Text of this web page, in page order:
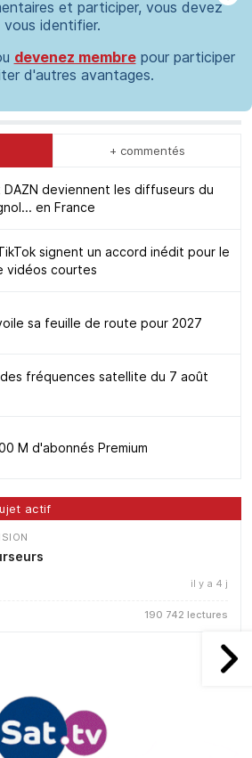
et participer, vous devez
vous identifier.
devenez membrepour participer
d'autres avantages.
+ commentés
DAZN deviennent les diffuseurs du
en France
signent un accord inédit pour le
vidéos courtes
sa feuille de route pour 2027
fréquences satellite du 7 août
M d'abonnés Premium
actif
il y a 4 j
190 742 lectures